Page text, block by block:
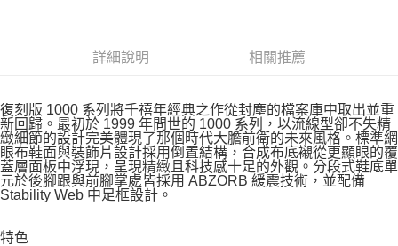
詳細說明 相關推薦
復刻版 1000 系列將千禧年經典之作從封塵的檔案庫中取出並重
新回歸。最初於 1999 年問世的 1000 系列，以流線型卻不失精
緻細節的設計完美體現了那個時代大膽前衛的未來風格。標準網
眼布鞋面與裝飾片設計採用倒置結構，合成布底襯從更顯眼的覆
蓋層面板中浮現，呈現精緻且科技感十足的外觀。分段式鞋底單
元於後腳跟與前腳掌處皆採用 ABZORB 緩震技術，並配備
Stability Web 中足框設計。
特色